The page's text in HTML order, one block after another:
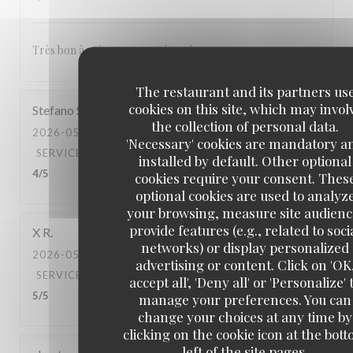
The restaurant and its partners
cookies on this site, which may
the collection of personal data.
'Necessary' cookies are mandatory
installed by default. Other optional
cookies require your consent.
optional cookies are used to
your browsing, measure site
provide features (e.g., related to
networks) or display personalized
advertising or content. Click on
accept all', 'Deny all' or 'Personalize'
manage your preferences. You can
change your choices at any time by
clicking on the cookie icon at the
Très bon à voir pour revenir un jour
Stefano S
2026-05-03
- 20:00 - GUESTS 2
SERVICE
AMBIANCE: 4/5 FOOD: 5/5 VALUE:
4/5
X R
2026-05-02
- 20:30 - GUESTS 2
SERVICE
5 FOOD : 5
5/5